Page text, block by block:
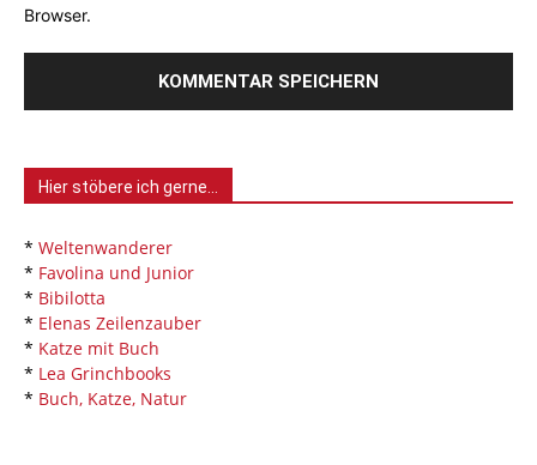
Browser.
Hier stöbere ich gerne…
* Weltenwanderer
* Favolina und Junior
* Bibilotta
* Elenas Zeilenzauber
* Katze mit Buch
* Lea Grinchbooks
* Buch, Katze, Natur